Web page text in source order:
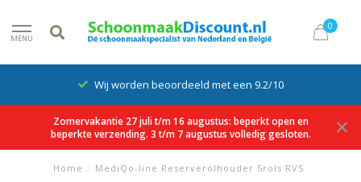
MENU
0
Wij worden beoordeeld met een 9.2/10
Zomervakantie 27 juli t/m 16 augustus: beperkt open en
beperkte verzending. 3 t/m 7 augustus volledig gesloten.
Home / MediQo-line Reserverolhouder 5rols RVS